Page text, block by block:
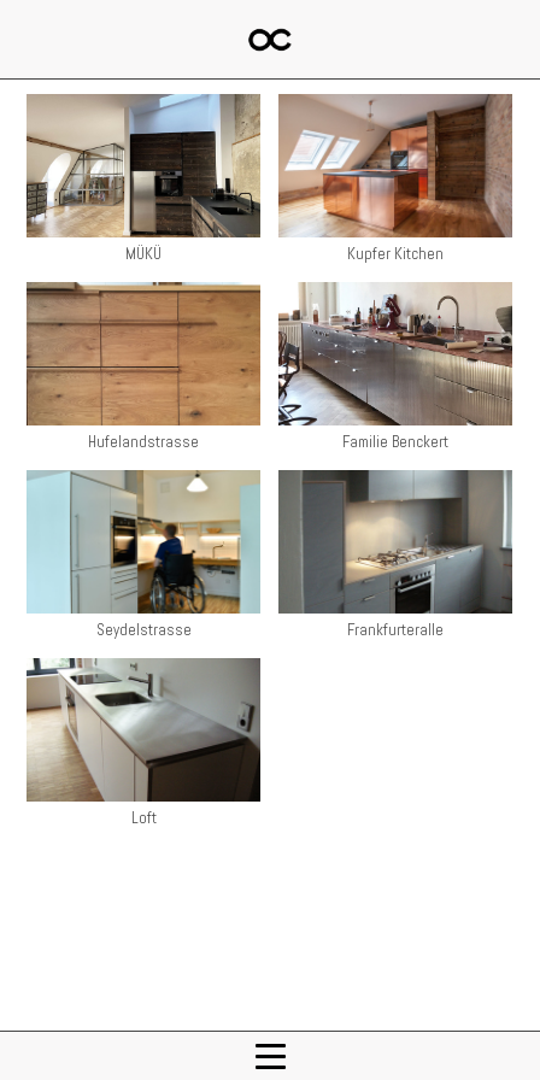
MÜKÜ Kupfer Kitchen
Hufelandstrasse Familie Benckert
Seydelstrasse Frankfurteralle
Loft